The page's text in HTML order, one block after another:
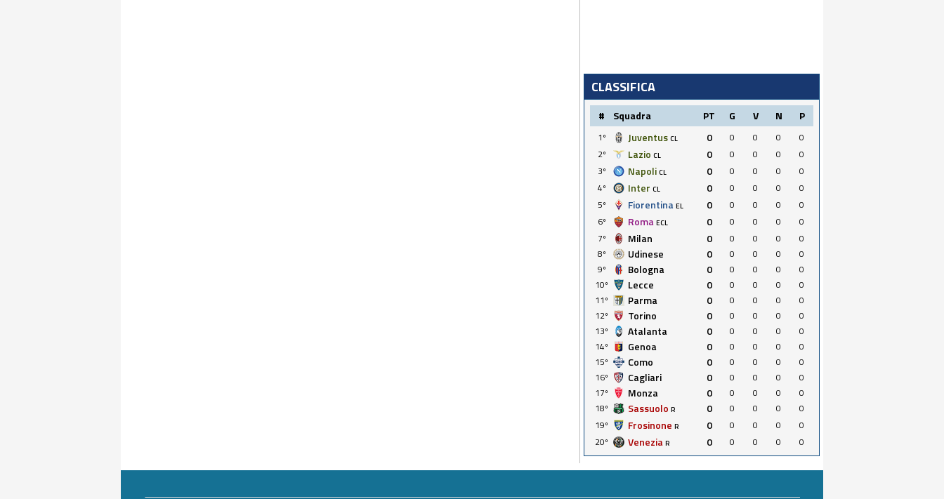
CLASSIFICA
# Squadra PT G V N P
1º Juventus CL 0 0 0 0
0
2º
Lazio CL 0 0 0 0
0
3º
Napoli CL 0 0 0 0
0
4º
Inter CL 0 0 0 0
0
5º
Fiorentina EL 0 0 0 0
0
6º
Roma ECL 0 0 0 0
0
7º
Milan 0 0 0 0
0
8º
Udinese 0 0 0 0
0
9º
Bologna 0 0 0 0
0
10º
Lecce 0 0 0 0
0
11º
Parma 0 0 0 0
0
12º
Torino 0 0 0 0
0
13º
Atalanta 0 0 0 0
0
14º
Genoa 0 0 0 0
0
15º
Como 0 0 0 0
0
16º
Cagliari 0 0 0 0
0
17º
Monza 0 0 0 0
0
18º
Sassuolo R 0 0 0 0
0
19º
Frosinone R 0 0 0 0
0
20º
Venezia R 0 0 0 0 0